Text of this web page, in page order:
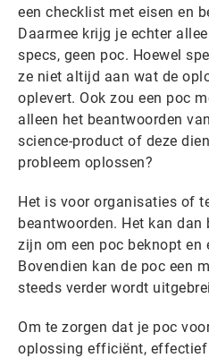
een checklist met eisen en
Daarmee krijg je echter
specs, geen poc. Hoewel
ze niet altijd aan wat de
oplevert. Ook zou een poc
alleen het beantwoorden
science-product of deze
probleem oplossen?
Het is voor organisaties of
beantwoorden. Het kan
zijn om een poc beknopt en
Bovendien kan de poc een
steeds verder wordt
Om te zorgen dat je poc
oplossing efficiënt,